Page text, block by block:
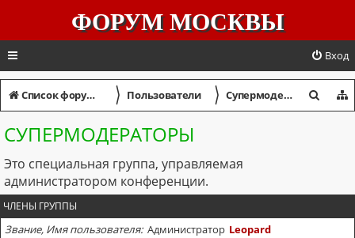
ФОРУМ МОСКВЫ
Вход
Список форумов 〉 Пользователи 〉 Супермодераторы
СУПЕРМОДЕРАТОРЫ
Это специальная группа, управляемая
администратором конференции.
ЧЛЕНЫ ГРУППЫ
Звание, Имя пользователя Администратор Leopard